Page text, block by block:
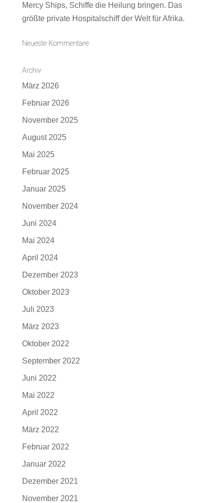
Mercy Ships, Schiffe die Heilung bringen. Das
größte private Hospitalschiff der Welt für Afrika.
Neueste Kommentare
Archiv
März 2026
Februar 2026
November 2025
August 2025
Mai 2025
Februar 2025
Januar 2025
November 2024
Juni 2024
Mai 2024
April 2024
Dezember 2023
Oktober 2023
Juli 2023
März 2023
Oktober 2022
September 2022
Juni 2022
Mai 2022
April 2022
März 2022
Februar 2022
Januar 2022
Dezember 2021
November 2021